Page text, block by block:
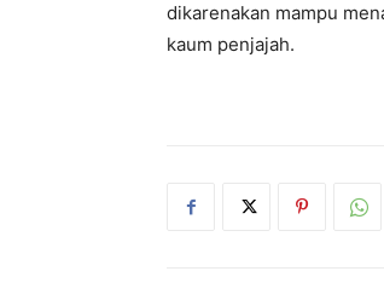
dikarenakan mampu
kaum penjajah.